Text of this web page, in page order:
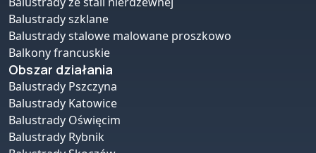
Balustrady szklane
Balustrady stalowe malowane proszkowo
Balkony francuskie
Obszar działania
Balustrady Pszczyna
Balustrady Katowice
Balustrady Oświęcim
Balustrady Rybnik